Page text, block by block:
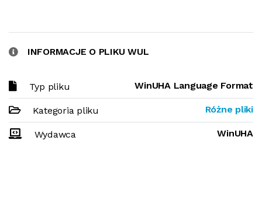
INFORMACJE O PLIKU WUL
Typ pliku WinUHA Language Format
Kategoria pliku Różne pliki
Wydawca WinUHA